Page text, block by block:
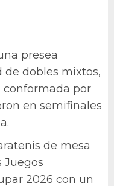
presea
dobles mixtos,
conformada por
en semifinales
de mesa
Juegos
2026 con un